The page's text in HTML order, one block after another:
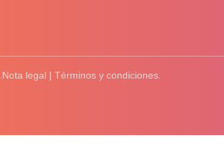
Nota legal | Términos y condiciones.